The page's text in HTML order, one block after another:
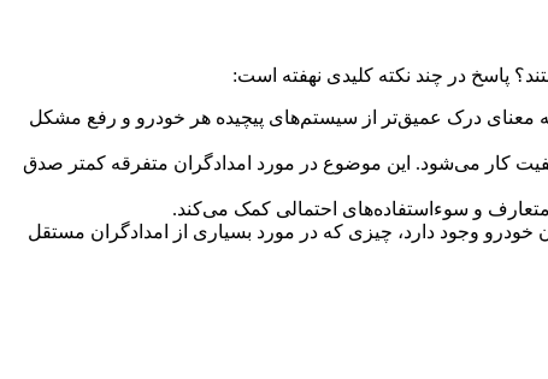
پاسخ در چند نکته کلیدی نهفته است:
معنای درک عمیق‌تر از سیستم‌های پیچیده هر خودرو و رفع مشکل
کار می‌شود. این موضوع در مورد امدادگران متفرقه کمتر صدق
و سوءاستفاده‌های احتمالی کمک می‌کند.
وجود دارد، چیزی که در مورد بسیاری از امدادگران مستقل